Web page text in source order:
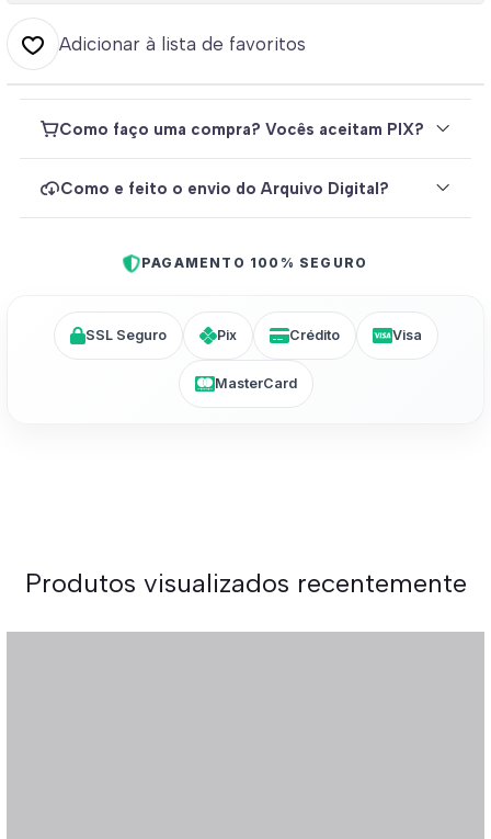
Adicionar à lista de favoritos
Como faço uma compra? Vocês aceitam PIX?
Como e feito o envio do Arquivo Digital?
PAGAMENTO 100% SEGURO
SSL Seguro Pix Crédito Visa
MasterCard
Produtos visualizados recentemente